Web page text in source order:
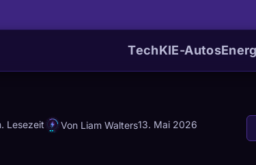
TechKIE-Autos
Lesezeit Von Liam Walters13. Mai 2026